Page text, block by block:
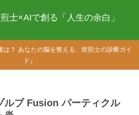
士×AIで創る「人生の余白」
は？ あなたの脳を整える、焙煎士の診断ガイ
ド』
ルブ Fusion パーティクル